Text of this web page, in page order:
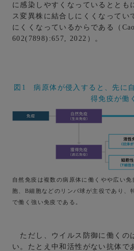
に感染しやすくなっているととも
ス変異株に結合しにくくなってい
にくくなっているからである（
602(7898):657, 2022）。
図1 病原体が侵入すると、先に
得免疫が働く
自然免疫は複数の病原体に働くやや広い
胞、B細胞などのリンパ球が主役であり、
で働く強い免疫である。
ただし、ウイルス防御に働くの
い。たとえ中和活性がない抗体で